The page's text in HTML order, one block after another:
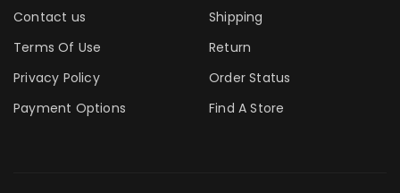
Contact us
Terms Of Use
Privacy Policy
Payment Options
Shipping
Return
Order Status
Find A Store